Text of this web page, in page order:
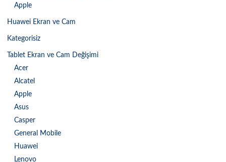
Apple
Huawei Ekran ve Cam
Kategorisiz
Tablet Ekran ve Cam Değişimi
Acer
Alcatel
Apple
Asus
Casper
General Mobile
Huawei
Lenovo